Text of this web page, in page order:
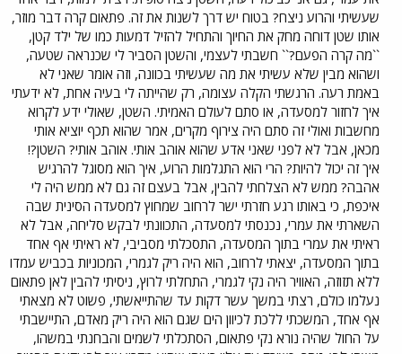
שעשיתי והרוע ניצח? בטוח יש דרך לשנות את זה. פתאום קרה דבר מוזר,
אותו שטן דוחה מחק את החיוך והתחיל להזיל דמעות כמו של ילד קטן,
``מה קרה הפעם?`` חשבתי לעצמי, והשטן הסביר לי שכנראה שטעה,
ושהוא מבין שלא עשיתי את מה שעשיתי בכוונה, וזה אומר שאני לא
באמת רעה. הרגשתי הקלה עצומה, רק שהייתה לי בעיה אחת, לא ידעתי
איך לחזור למסעדה, או סתם לעולם האמיתי. השטן, שאולי ידע לקרוא
מחשבות ואולי זה סתם היה צירוף מקרים, אמר שהוא תכף יוציא אותי
מכאן, אבל לא לפני שאני אדע שהוא אוהב אותי. אוהב אותי? השטן?!
איך זה יכול להיות? הרי הוא התגלמות הרוע, איך הוא מסוגל להרגיש
אהבה? ממש לא הצלחתי להבין, אבל בעצם זה גם לא ממש היה לי
איכפת, כי באותו רגע חזרתי ישר לרחוב שמחוץ למסעדה הסינית שבה
השארתי את עמרי, נכנסתי למסעדה, התכוונתי לבקש סליחה, אבל לא
ראיתי את עמרי בתוך המסעדה, התסכלתי מסביבי, לא ראיתי אף אחד
בתוך המסעדה, יצאתי לרחוב, הוא היה ריק לגמרי, המכוניות בכביש עמדו
ללא תזוזה, האוויר היה נקי לגמרי, התחלתי לרוץ, ניסיתי להבין לאן פתאום
נעלמו כולם, רצתי במשך עשר דקות עד שהתייאשתי, פשוט לא מצאתי
אף אחד, המשכתי ללכת לכיוון הים שגם הוא היה ריק מאדם, התיישבתי
על החול שהיה נורא נקי פתאום, הסתכלתי לשמים והבחנתי במשהו,